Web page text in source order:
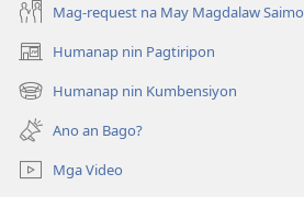
Mag-request na May Magdalaw Saimo
Humanap nin Pagtiripon
(opens
new
window)
Humanap nin Kumbensiyon
(opens
new
window)
Ano an Bago?
Mga Video